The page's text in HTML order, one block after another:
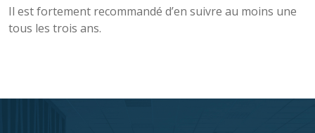
Il est fortement recommandé d’en suivre au moins une
tous les trois ans.